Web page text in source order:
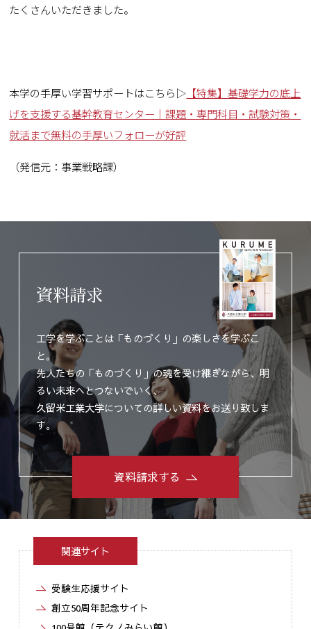
たくさんいただきました。
本学の手厚い学習サポートはこちら▷ 【特集】基礎学力の底上
げを支援する基幹教育センター｜課題・専門科目・試験対策・
就活まで無料の手厚いフォローが好評
（発信元：事業戦略課）
資料請求
工学を学ぶことは「ものづくり」の楽しさを学ぶこ
と。
先人たちの「ものづくり」の魂を受け継ぎながら、明
るい未来へとつないでいく、
久留米工業大学についての詳しい資料をお送り致しま
す。
資料請求する
関連サイト
受験生応援サイト
創立50周年記念サイト